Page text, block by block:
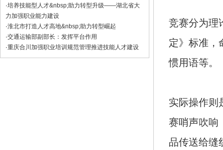
·培养技能型人才&nbsp;助力转型升级——湖北省大
力加强职业能力建设
·淮北市打造人才高地&nbsp;助力转型崛起
·交通运输部副部长：发挥平台作用
·重庆合川加强职业培训规范管理推进技能人才建设
竞赛分为理
定》标准，
惯用语等。
实际操作则
赛哨声吹响
品传送给缝